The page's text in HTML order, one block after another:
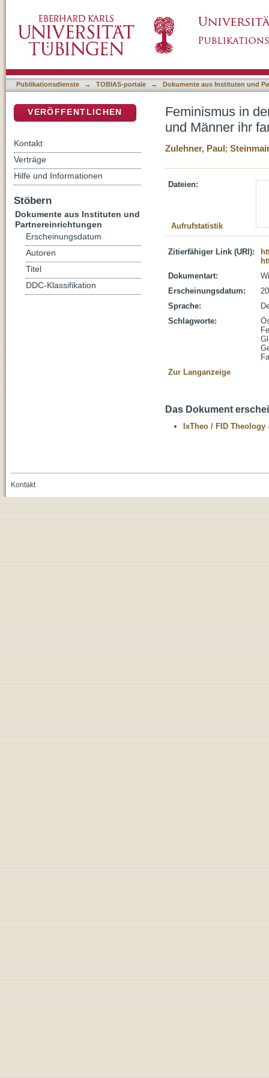
Leben selbst bestimmen wollen
Publikationsdienste → TOBIAS-portale → Dokumente aus Instituten und
Feminismus in
und Männer ihr
Zulehner, Paul;
Dateien:
Aufrufstatistik
Zitierfähiger Link (URI):
Dokumentart:
Erscheinungsdatum:
Sprache:
Schlagworte:
Zur Langanzeige
Das Dokument
IxTheo / FID Theology
VERÖFFENTLICHEN
Kontakt
Verträge
Hilfe und Informationen
Stöbern
Dokumente aus Instituten und
Partnereinrichtungen
Erscheinungsdatum
Autoren
Titel
DDC-Klassifikation
Kontakt